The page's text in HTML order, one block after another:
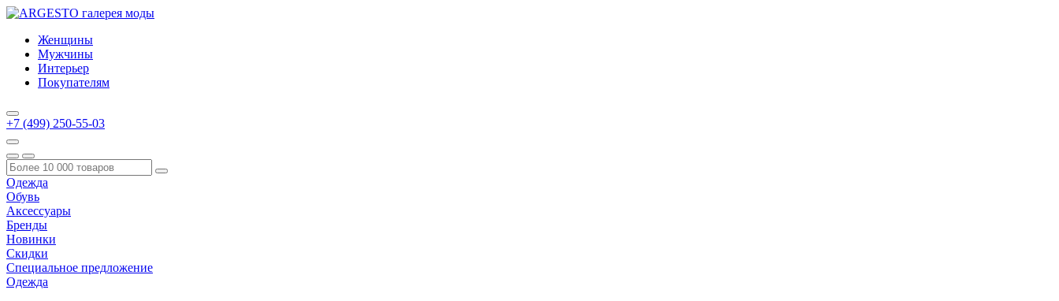
Женщины
Мужчины
Интерьер
Покупателям
+7 (499) 250-55-03
Одежда
Обувь
Аксессуары
Бренды
Новинки
Скидки
Специальное предложение
Одежда